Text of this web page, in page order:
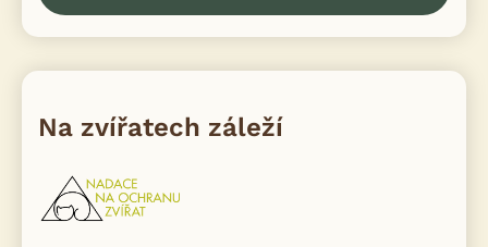
Na zvířatech záleží